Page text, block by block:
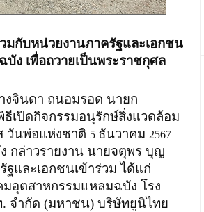
หน่วยงานภาครัฐและเอกชน
ง เพื่อถวายเป็นพระราชกุศล
งจินดา ถนอมรอด นายก
เปิดกิจกรรมอนุรักษ์สิ่งแวดล้อม
วันพ่อแห่งชาติ 5 ธันวาคม 2567
กล่าวรายงาน นายจตุพร บุญ
และเอกชนเข้าร่วม ได้แก่
อุตสาหกรรมแหลมฉบัง โรง
จำกัด (มหาชน) บริษัทยูนิไทย